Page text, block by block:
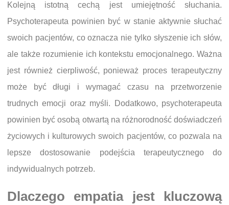
Kolejną istotną cechą jest umiejętność słuchania.
Psychoterapeuta powinien być w stanie aktywnie słuchać
swoich pacjentów, co oznacza nie tylko słyszenie ich słów,
ale także rozumienie ich kontekstu emocjonalnego. Ważna
jest również cierpliwość, ponieważ proces terapeutyczny
może być długi i wymagać czasu na przetworzenie
trudnych emocji oraz myśli. Dodatkowo, psychoterapeuta
powinien być osobą otwartą na różnorodność doświadczeń
życiowych i kulturowych swoich pacjentów, co pozwala na
lepsze dostosowanie podejścia terapeutycznego do
indywidualnych potrzeb.
Dlaczego empatia jest kluczową